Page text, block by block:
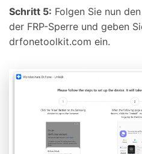
Schritt 5: Folgen Sie nun
der FRP-Sperre und geben
drfonetoolkit.com ein.